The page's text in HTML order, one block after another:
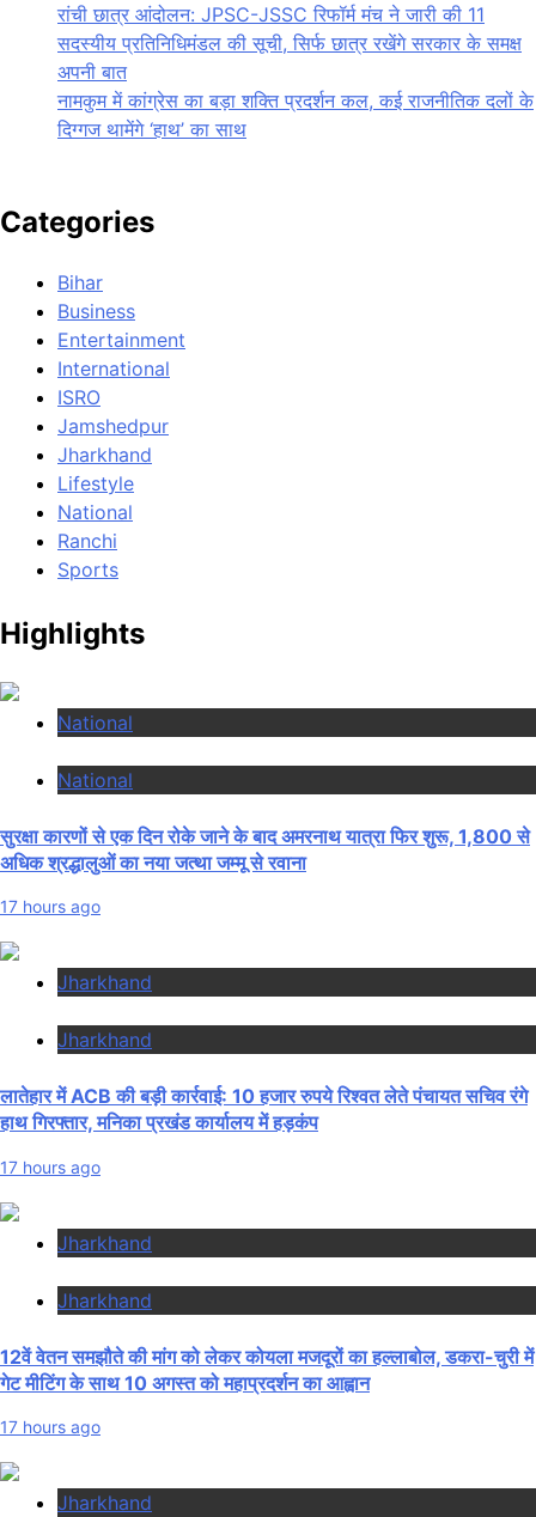
रांची छात्र आंदोलन: JPSC-JSSC रिफॉर्म मंच ने जारी की 11
सदस्यीय प्रतिनिधिमंडल की सूची, सिर्फ छात्र रखेंगे सरकार के समक्ष
अपनी बात
नामकुम में कांग्रेस का बड़ा शक्ति प्रदर्शन कल, कई राजनीतिक दलों के
दिग्गज थामेंगे ‘हाथ’ का साथ
Categories
Bihar
Business
Entertainment
International
ISRO
Jamshedpur
Jharkhand
Lifestyle
National
Ranchi
Sports
Highlights
National
National
सुरक्षा कारणों से एक दिन रोके जाने के बाद अमरनाथ यात्रा फिर शुरू, 1,800 से
अधिक श्रद्धालुओं का नया जत्था जम्मू से रवाना
17 hours ago
Jharkhand
Jharkhand
लातेहार में ACB की बड़ी कार्रवाई: 10 हजार रुपये रिश्वत लेते पंचायत सचिव रंगे
हाथ गिरफ्तार, मनिका प्रखंड कार्यालय में हड़कंप
17 hours ago
Jharkhand
Jharkhand
12वें वेतन समझौते की मांग को लेकर कोयला मजदूरों का हल्लाबोल, डकरा-चुरी में
गेट मीटिंग के साथ 10 अगस्त को महाप्रदर्शन का आह्वान
17 hours ago
Jharkhand